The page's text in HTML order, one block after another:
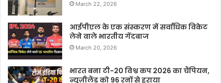
March 22, 2026
आईपीएल के एक संस्करण में सर्वाधिक विकेट
लेने वाले भारतीय गेंदबाज
March 20, 2026
भारत बना टी-20 विश्व कप 2026 का चैंपियन,
न्यूज़ीलैंड को 96 रनों से हराया